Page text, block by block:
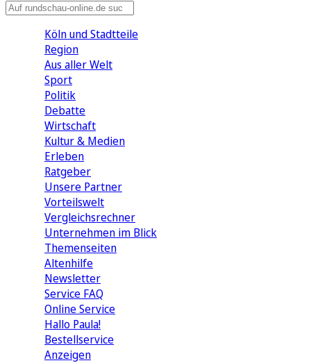
Köln und Stadtteile
Region
Aus aller Welt
Sport
Politik
Debatte
Wirtschaft
Kultur & Medien
Erleben
Ratgeber
Unsere Partner
Vorteilswelt
Vergleichsrechner
Unternehmen im Blick
Themenseiten
Altenhilfe
Newsletter
Service FAQ
Online Service
Hallo Paula!
Bestellservice
Anzeigen